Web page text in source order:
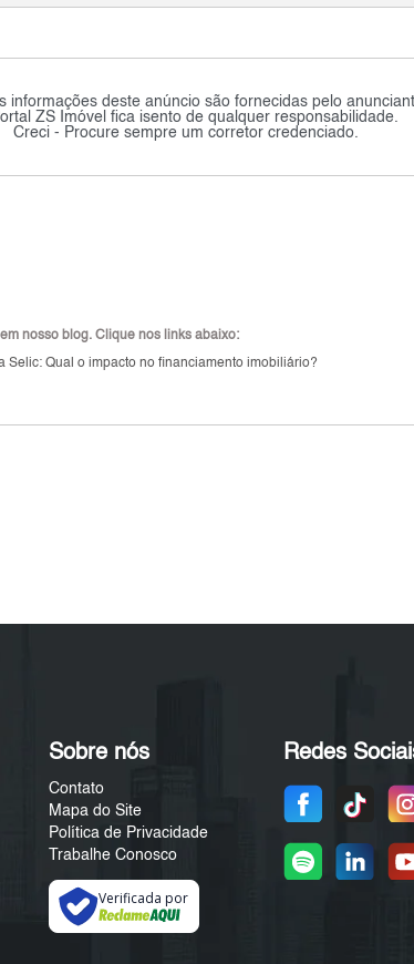
informações deste anúncio são fornecidas pelo
ZS Imóvel fica isento de qualquer responsabilidade.
Creci - Procure sempre um corretor credenciado.
nosso blog. Clique nos links abaixo:
Selic: Qual o impacto no financiamento imobiliário?
Sobre nós
Contato
Mapa do Site
Política de Privacidade
Trabalhe Conosco
Verificada por
Redes